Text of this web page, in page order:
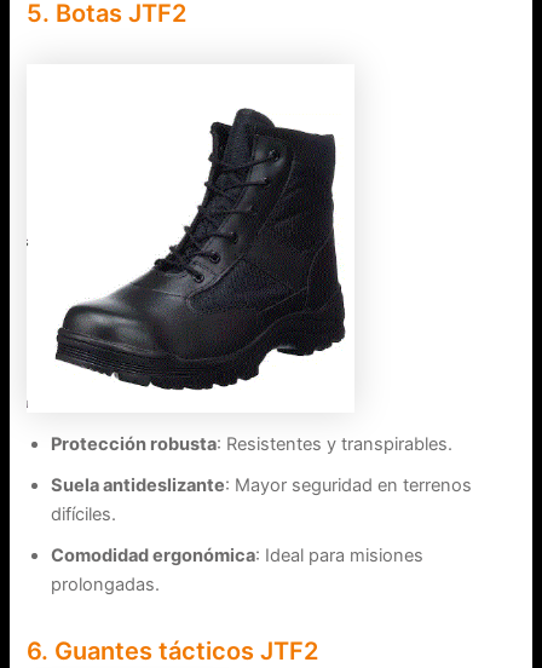
5. Botas JTF2
Protección robusta: Resistentes y transpirables.
Suela antideslizante: Mayor seguridad en terrenos
difíciles.
Comodidad ergonómica: Ideal para misiones
prolongadas.
6. Guantes tácticos JTF2